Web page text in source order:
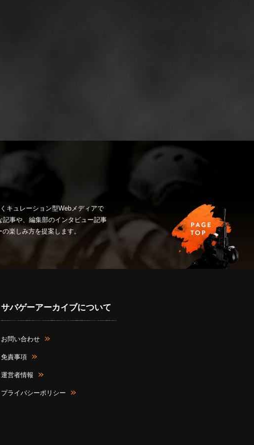
キュレーション型Webメディアで
事や、編集部のインタビュー記事
楽しみ方を提案します。
サバゲーアーカイブについて
お問い合わせ
免責事項
運営者情報
プライバシーポリシー